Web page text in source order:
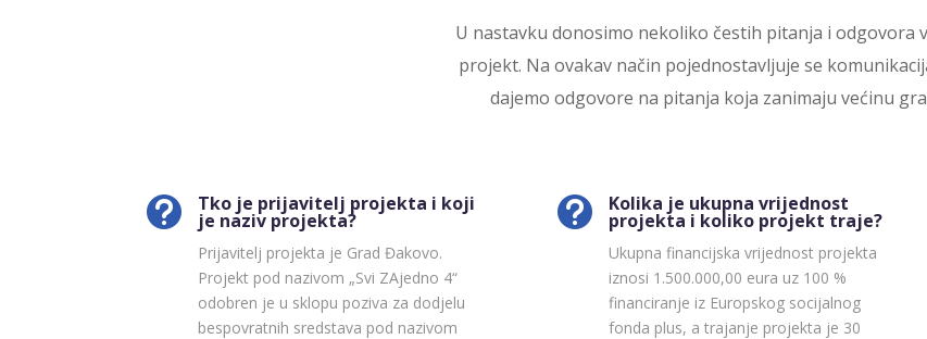
U nastavku donosimo nekoliko čestih pitanja i odgovora
projekt. Na ovakav način pojednostavljuje se
dajemo odgovore na pitanja koja zanimaju većinu
 Tko je prijavitelj projekta i koji
je naziv projekta?
Prijavitelj projekta je Grad Đakovo.
Projekt pod nazivom „Svi ZAjedno 4“
odobren je u sklopu poziva za dodjelu
bespovratnih sredstava pod nazivom
 Kolika je ukupna vrijednost
projekta i koliko projekt traje?
Ukupna financijska vrijednost projekta
iznosi 1.500.000,00 eura uz 100 %
financiranje iz Europskog socijalnog
fonda plus, a trajanje projekta je 30